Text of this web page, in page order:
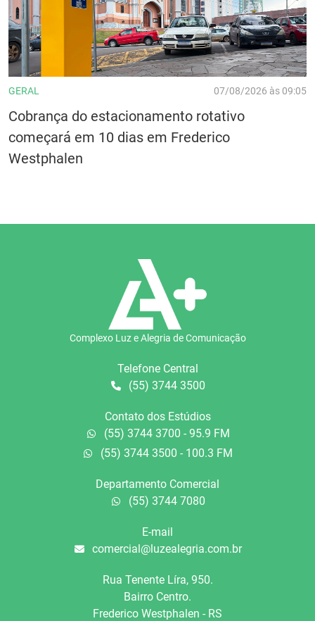
GERAL 07/08/2026 às 09:05
Cobrança do estacionamento rotativo
começará em 10 dias em Frederico
Westphalen
Complexo Luz e Alegria de Comunicação
Telefone Central
(55) 3744 3500
Contato dos Estúdios
(55) 3744 3700 - 95.9 FM
(55) 3744 3500 - 100.3 FM
Departamento Comercial
(55) 3744 7080
E-mail
comercial@luzealegria.com.br
Rua Tenente Líra, 950.
Bairro Centro.
Frederico Westphalen - RS